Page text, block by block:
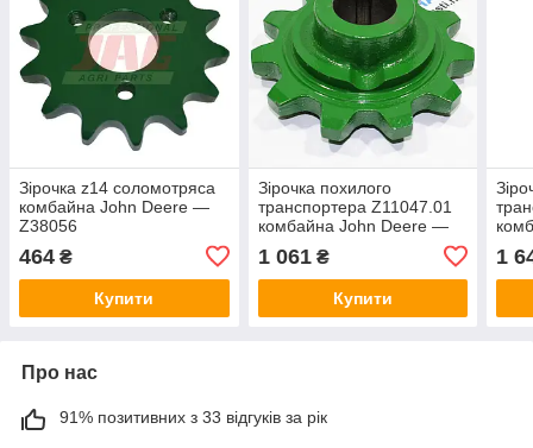
Зірочка z14 соломотряса
комбайна John Deere —
Z38056
464 ₴
Купити
Зірочка похилого
транспортера Z11047.01
комбайна John Deere —
1 061₴
Купити
1
Про нас
91% позитивних з 33 відгуків за рік